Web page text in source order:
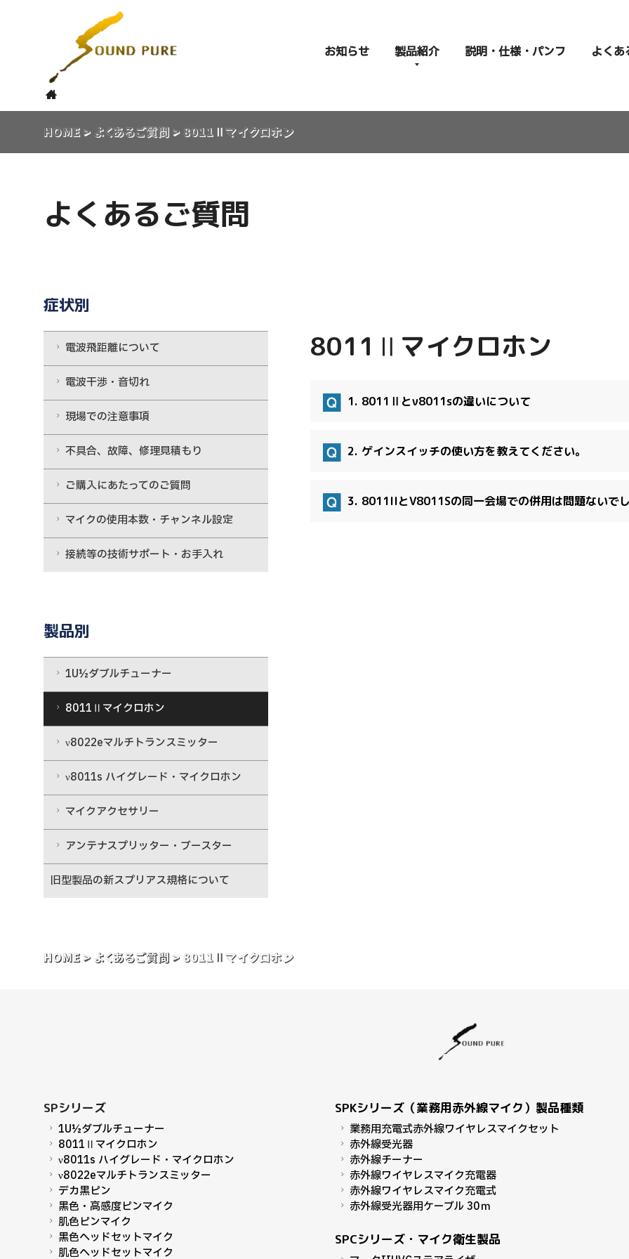
お知らせ 製品紹介 説明・仕様・パンフ よく
HOME> よくあるご質問 > 8011Ⅱマイクロホン
よくあるご質問
8011Ⅱマイクロホン
1. 8011Ⅱとν8011sの違いについて
2. ゲインスイッチの使い方を教えてください。
3. 8011IIとV8011Sの同一会場での併用は問題ないで
症状別
電波飛距離について
電波干渉・音切れ
現場での注意事項
不具合、故障、修理見積もり
ご購入にあたってのご質問
マイクの使用本数・チャンネル設定
接続等の技術サポート・お手入れ
製品別
1U½ダブルチューナー
8011Ⅱマイクロホン
ν8022eマルチトランスミッター
ν8011s ハイグレード・マイクロホン
マイクアクセサリー
アンテナスプリッター・ブースター
旧型製品の新スプリアス規格について
HOME> よくあるご質問 >8011Ⅱマイクロホン
SPシリーズ
1U½ダブルチューナー
8011Ⅱマイクロホン
ν8011s ハイグレード・マイクロホン
ν8022eマルチトランスミッター
デカ黒ピン
黒色・高感度ピンマイク
肌色ピンマイク
黒色ヘッドセットマイク
肌色ヘッドセットマイク
SPKシリーズ（業務用赤外線マイク）製品種類
業務用充電式赤外線ワイヤレスマイクセット
赤外線受光器
赤外線チーナー
赤外線ワイヤレスマイク充電器
赤外線ワイヤレスマイク充電式
赤外線受光器用ケーブル 30ｍ
SPCシリーズ・マイク衛生製品